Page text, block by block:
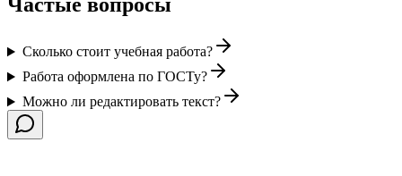
Частые вопросы
Сколько стоит учебная работа?
Работа оформлена по ГОСТу?
Можно ли редактировать текст?